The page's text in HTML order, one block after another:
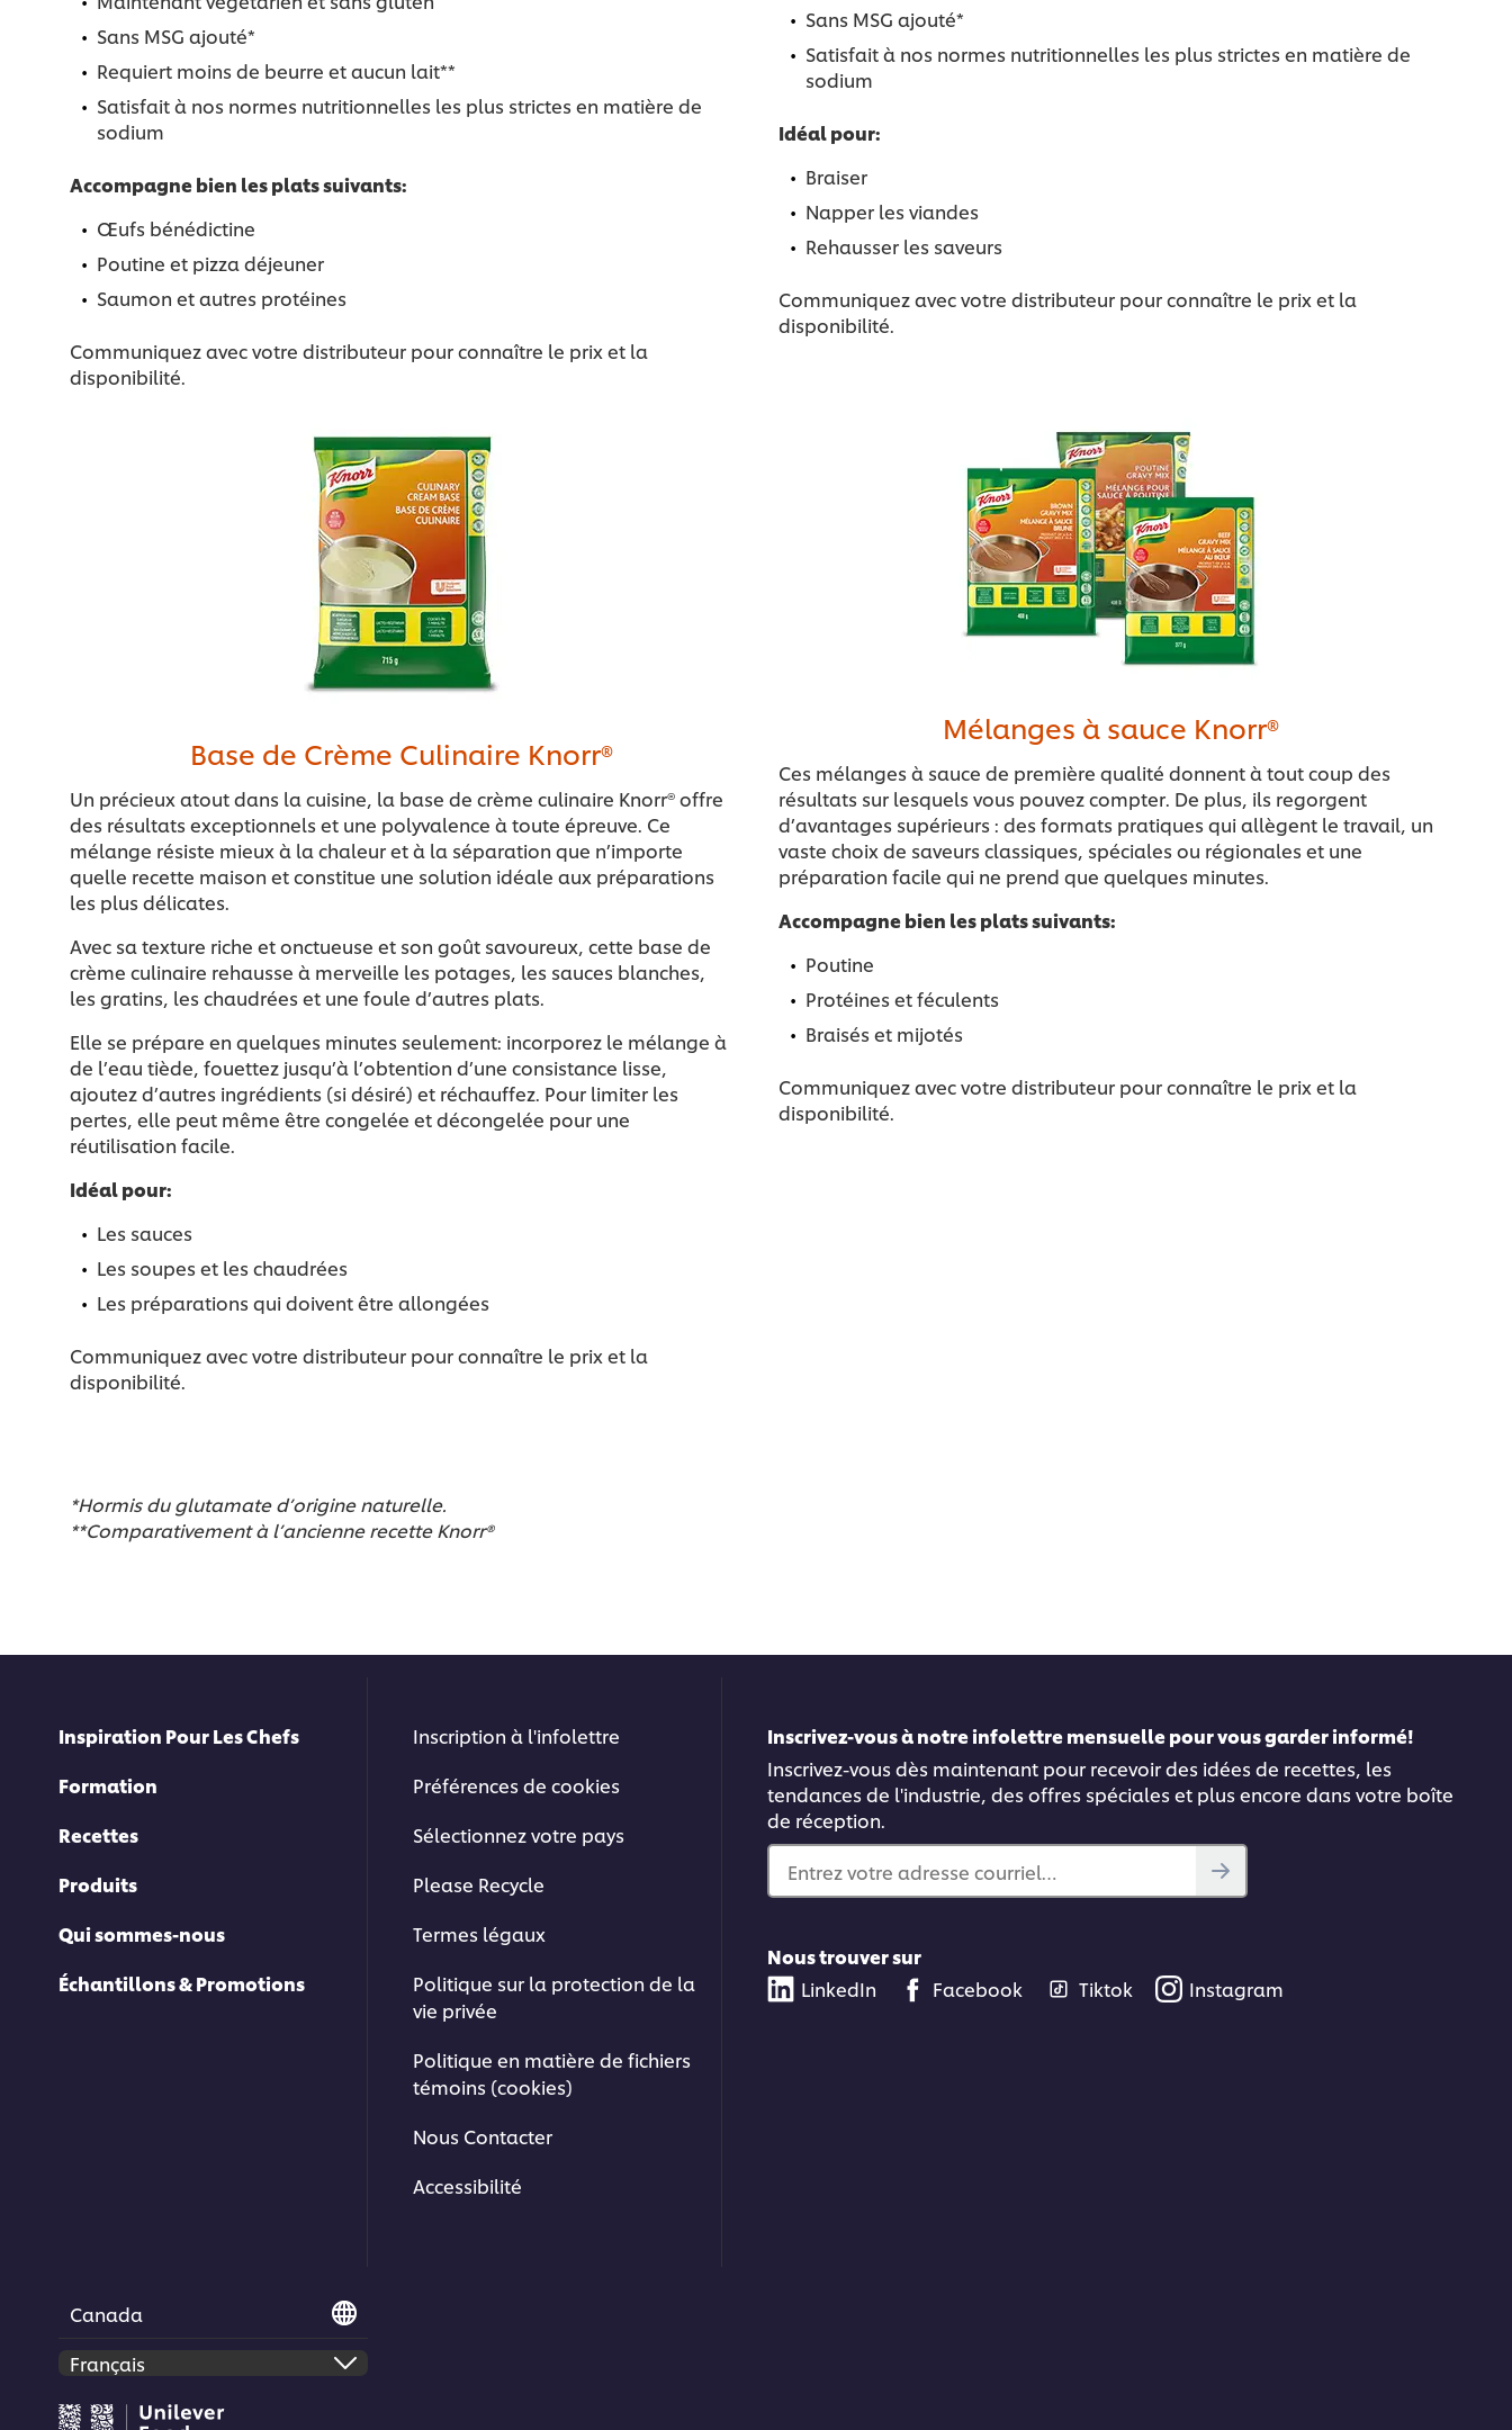
Sans MSG ajouté*
Requiert moins de beurre et aucun lait**
Satisfait à nos normes nutritionnelles les plus strictes en matière de
sodium
Accompagne bien les plats suivants:
Œufs bénédictine
Poutine et pizza déjeuner
Saumon et autres protéines
Communiquez avec votre distributeur pour connaître le prix et la
disponibilité.
Base de Crème Culinaire Knorr®
Un précieux atout dans la cuisine, la base de crème culinaire Knorr® offre
des résultats exceptionnels et une polyvalence à toute épreuve. Ce
mélange résiste mieux à la chaleur et à la séparation que n’importe
quelle recette maison et constitue une solution idéale aux préparations
les plus délicates.
Avec sa texture riche et onctueuse et son goût savoureux, cette base de
crème culinaire rehausse à merveille les potages, les sauces blanches,
les gratins, les chaudrées et une foule d’autres plats.
Elle se prépare en quelques minutes seulement: incorporez le mélange à
de l’eau tiède, fouettez jusqu’à l’obtention d’une consistance lisse,
ajoutez d’autres ingrédients (si désiré) et réchauffez. Pour limiter les
pertes, elle peut même être congelée et décongelée pour une
réutilisation facile.
Idéal pour:
Les sauces
Les soupes et les chaudrées
Les préparations qui doivent être allongées
Communiquez avec votre distributeur pour connaître le prix et la
disponibilité.
Sans MSG ajouté*
Satisfait à nos normes nutritionnelles les plus strictes en matière de
sodium
Idéal pour:
Braiser
Napper les viandes
Rehausser les saveurs
Communiquez avec votre distributeur pour connaître le prix et la
disponibilité.
Mélanges à sauce Knorr®
Ces mélanges à sauce de première qualité donnent à tout coup des
résultats sur lesquels vous pouvez compter. De plus, ils regorgent
d’avantages supérieurs : des formats pratiques qui allègent le travail, un
vaste choix de saveurs classiques, spéciales ou régionales et une
préparation facile qui ne prend que quelques minutes.
Accompagne bien les plats suivants:
Poutine
Protéines et féculents
Braisés et mijotés
Communiquez avec votre distributeur pour connaître le prix et la
disponibilité.
*Hormis du glutamate d’origine naturelle.
**Comparativement à l’ancienne recette Knorr®
Inspiration Pour Les Chefs
Formation
Recettes
Produits
Qui sommes-nous
Échantillons & Promotions
Inscription à l'infolettre
Préférences de cookies
Sélectionnez votre pays
Please Recycle
Termes légaux
Politique sur la protection de la
vie privée
Politique en matière de fichiers
témoins (cookies)
Nous Contacter
Accessibilité
Inscrivez-vous à notre infolettre mensuelle pour vous garder informé!
Inscrivez-vous dès maintenant pour recevoir des idées de recettes, les
tendances de l'industrie, des offres spéciales et plus encore dans votre boîte
de réception.
Entrez votre adresse courriel…
Nous trouver sur
LinkedIn
Facebook Tiktok Instagram
Canada